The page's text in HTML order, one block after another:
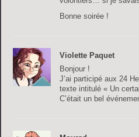
Bonne soirée !
Violette Paquet
Bonjour !
J’ai participé aux 24
texte intitulé « Un
C’était un bel